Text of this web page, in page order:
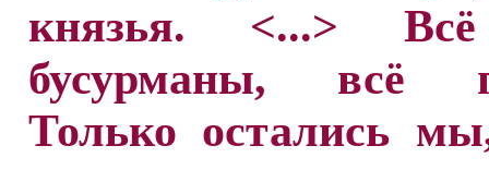
князья. <...>
бусурманы, всё
Только остались